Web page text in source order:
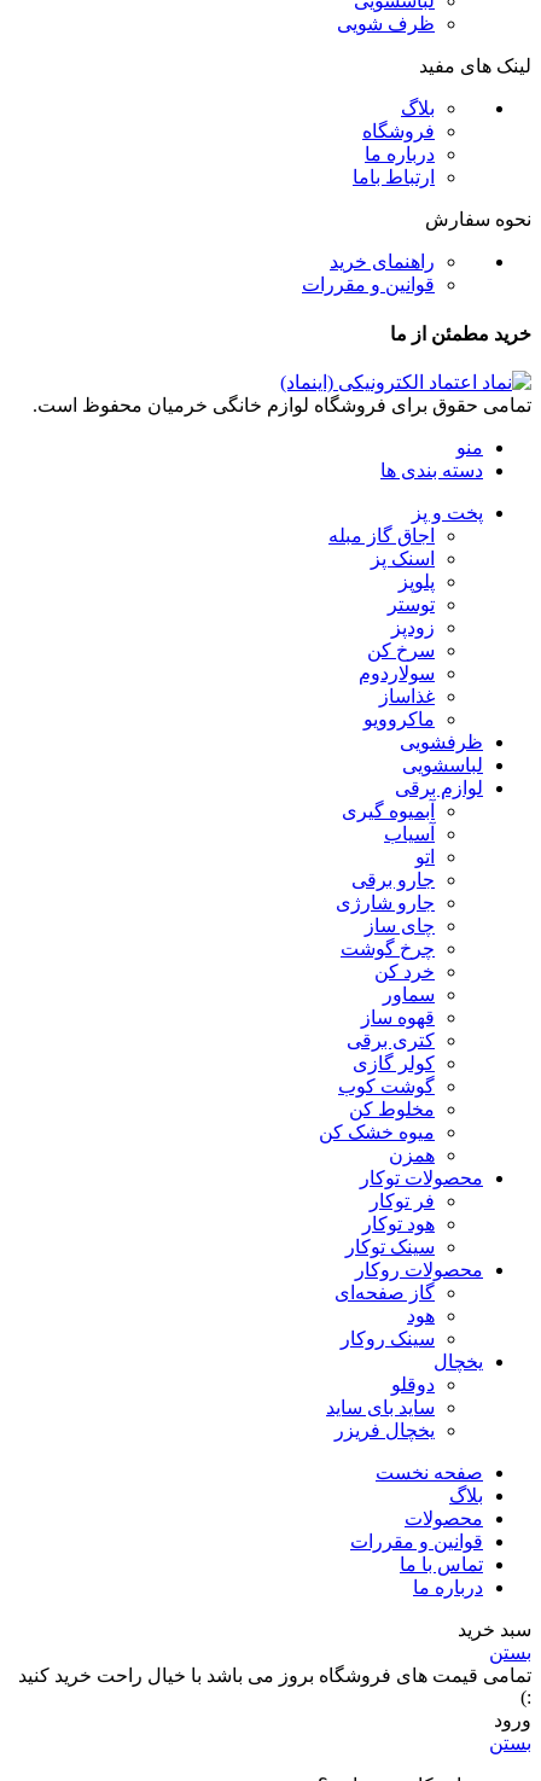
ظرف شویی
لینک های مفید
بلاگ
فروشگاه
درباره ما
ارتباط باما
نحوه سفارش
راهنمای خرید
قوانین و مقررات
خرید مطمئن از ما
تمامی حقوق برای فروشگاه لوازم خانگی خرمیان محفوظ است.
منو
دسته بندی ها
پخت و پز
اجاق گاز مبله
اسنک پز
پلوپز
توستر
زودپز
سرخ کن
سولاردوم
غذاساز
ماکروویو
ظرفشویی
لباسشویی
لوازم برقی
آبمیوه گیری
آسیاب
اتو
جارو برقی
جارو شارژی
چای ساز
چرخ گوشت
خرد کن
سماور
قهوه ساز
کتری برقی
کولر گازی
گوشت کوب
مخلوط کن
میوه خشک کن
همزن
محصولات توکار
فر توکار
هود توکار
سینک توکار
محصولات روکار
گاز صفحه‌ای
هود
سینک روکار
یخچال
دوقلو
ساید بای ساید
یخچال فریزر
صفحه نخست
بلاگ
محصولات
قوانین و مقررات
تماس با ما
درباره ما
سبد خرید
بستن
تمامی قیمت های فروشگاه بروز می باشد با خیال راحت خرید کنید
:)
ورود
بستن